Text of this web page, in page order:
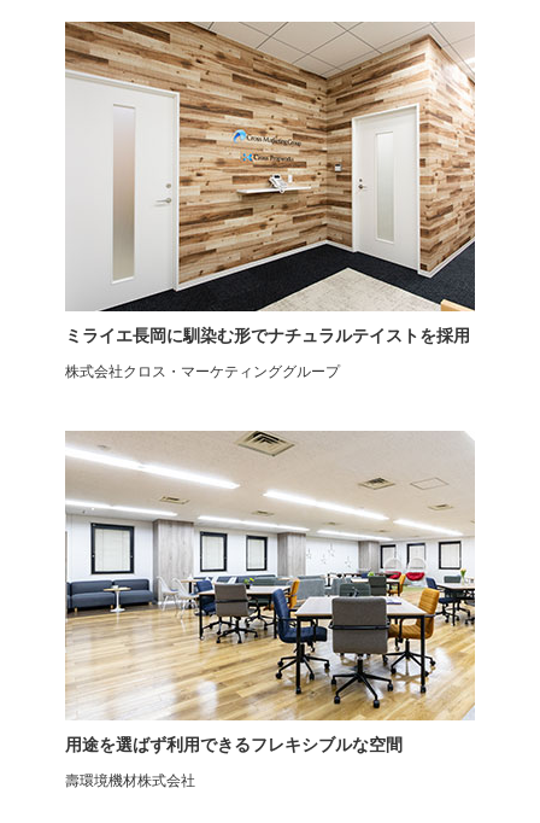
電動昇降デスク
PABLO-3S
フリーアドレスデスク
メティオ
フリーアドレスデスク
メティオ2.0
パネルデスク
レモダ
ミライエ長岡に馴染む形でナチュラルテイストを採用
株式会社クロス・マーケティンググループ
用途を選ばず利用できるフレキシブルな空間
壽環境機材株式会社